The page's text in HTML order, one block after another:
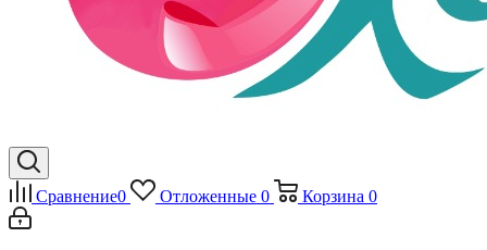
Сравнение0 Отложенные 0 Корзина 0